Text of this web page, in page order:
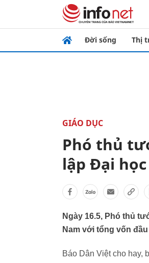
Đời sống Thị
GIÁO DỤC
Phó thủ
lập Đại
Ngày 16.5, Phó thủ
Nam với tổng vốn
Báo Dân Việt cho hay,